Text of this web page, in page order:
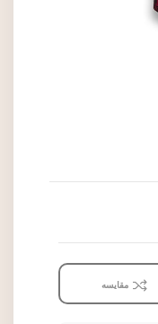
مقایسه